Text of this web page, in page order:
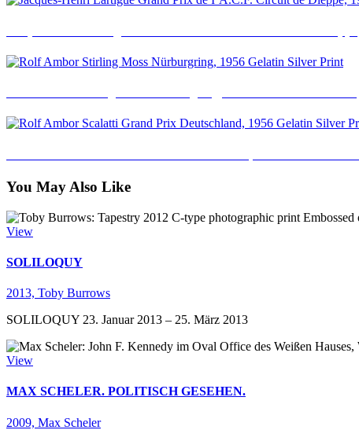
You May Also Like
View
SOLILOQUY
2013, Toby Burrows
SOLILOQUY 23. Januar 2013 – 25. März 2013
View
MAX SCHELER. POLITISCH GESEHEN.
2009, Max Scheler